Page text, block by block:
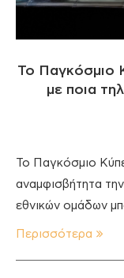
Το Παγκόσμιο
με ποια
Το Παγκόσμιο
αναμφισβήτητα
εθνικών ομάδων
Περισσότερα